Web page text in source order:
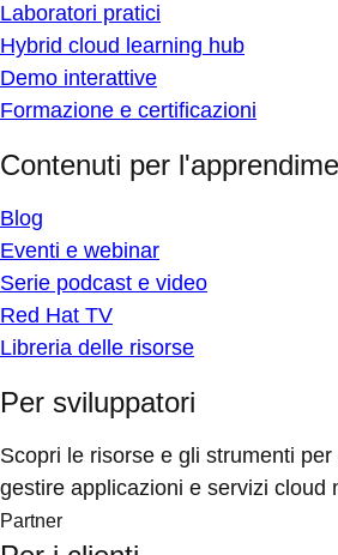
Laboratori pratici
Hybrid cloud learning hub
Demo interattive
Formazione e certificazioni
Contenuti per
Blog
Eventi e webinar
Serie podcast e video
Red Hat TV
Libreria delle risorse
Per sviluppatori
Scopri le risorse e gli strumenti
gestire applicazioni e servizi cloud
Partner